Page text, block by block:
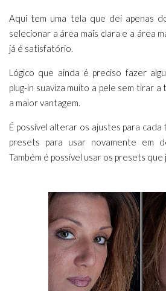
Aqui tem uma tela que dei apenas
selecionar a área mais clara e a área
já é satisfatório.
Lógico que ainda é preciso fazer
plug-in suaviza muito a pele sem tirar a
a maior vantagem.
É possível alterar os ajustes para
presets para usar novamente em
Também é possível usar os presets que